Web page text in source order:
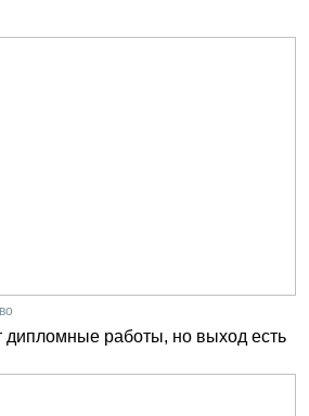
работы, но выход есть